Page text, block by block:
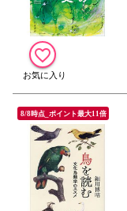
8/8時点_ポイント最大11倍